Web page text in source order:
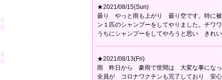
★2021/08/15(Sun)
曇り やっと雨も上がり 曇り空です。特に
ン１匹のシャンプーをしてやりました。チ
うちにシャンプーをしてやろうと思い きれ
★2021/08/13(Fri)
雨 昨日から 豪雨で世間は 大変な事にな
全員が コロナワクチンも完了しており 安